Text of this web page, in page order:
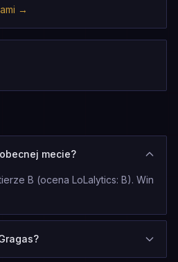
→
mecie?
B (ocena LoLalytics: B). Win